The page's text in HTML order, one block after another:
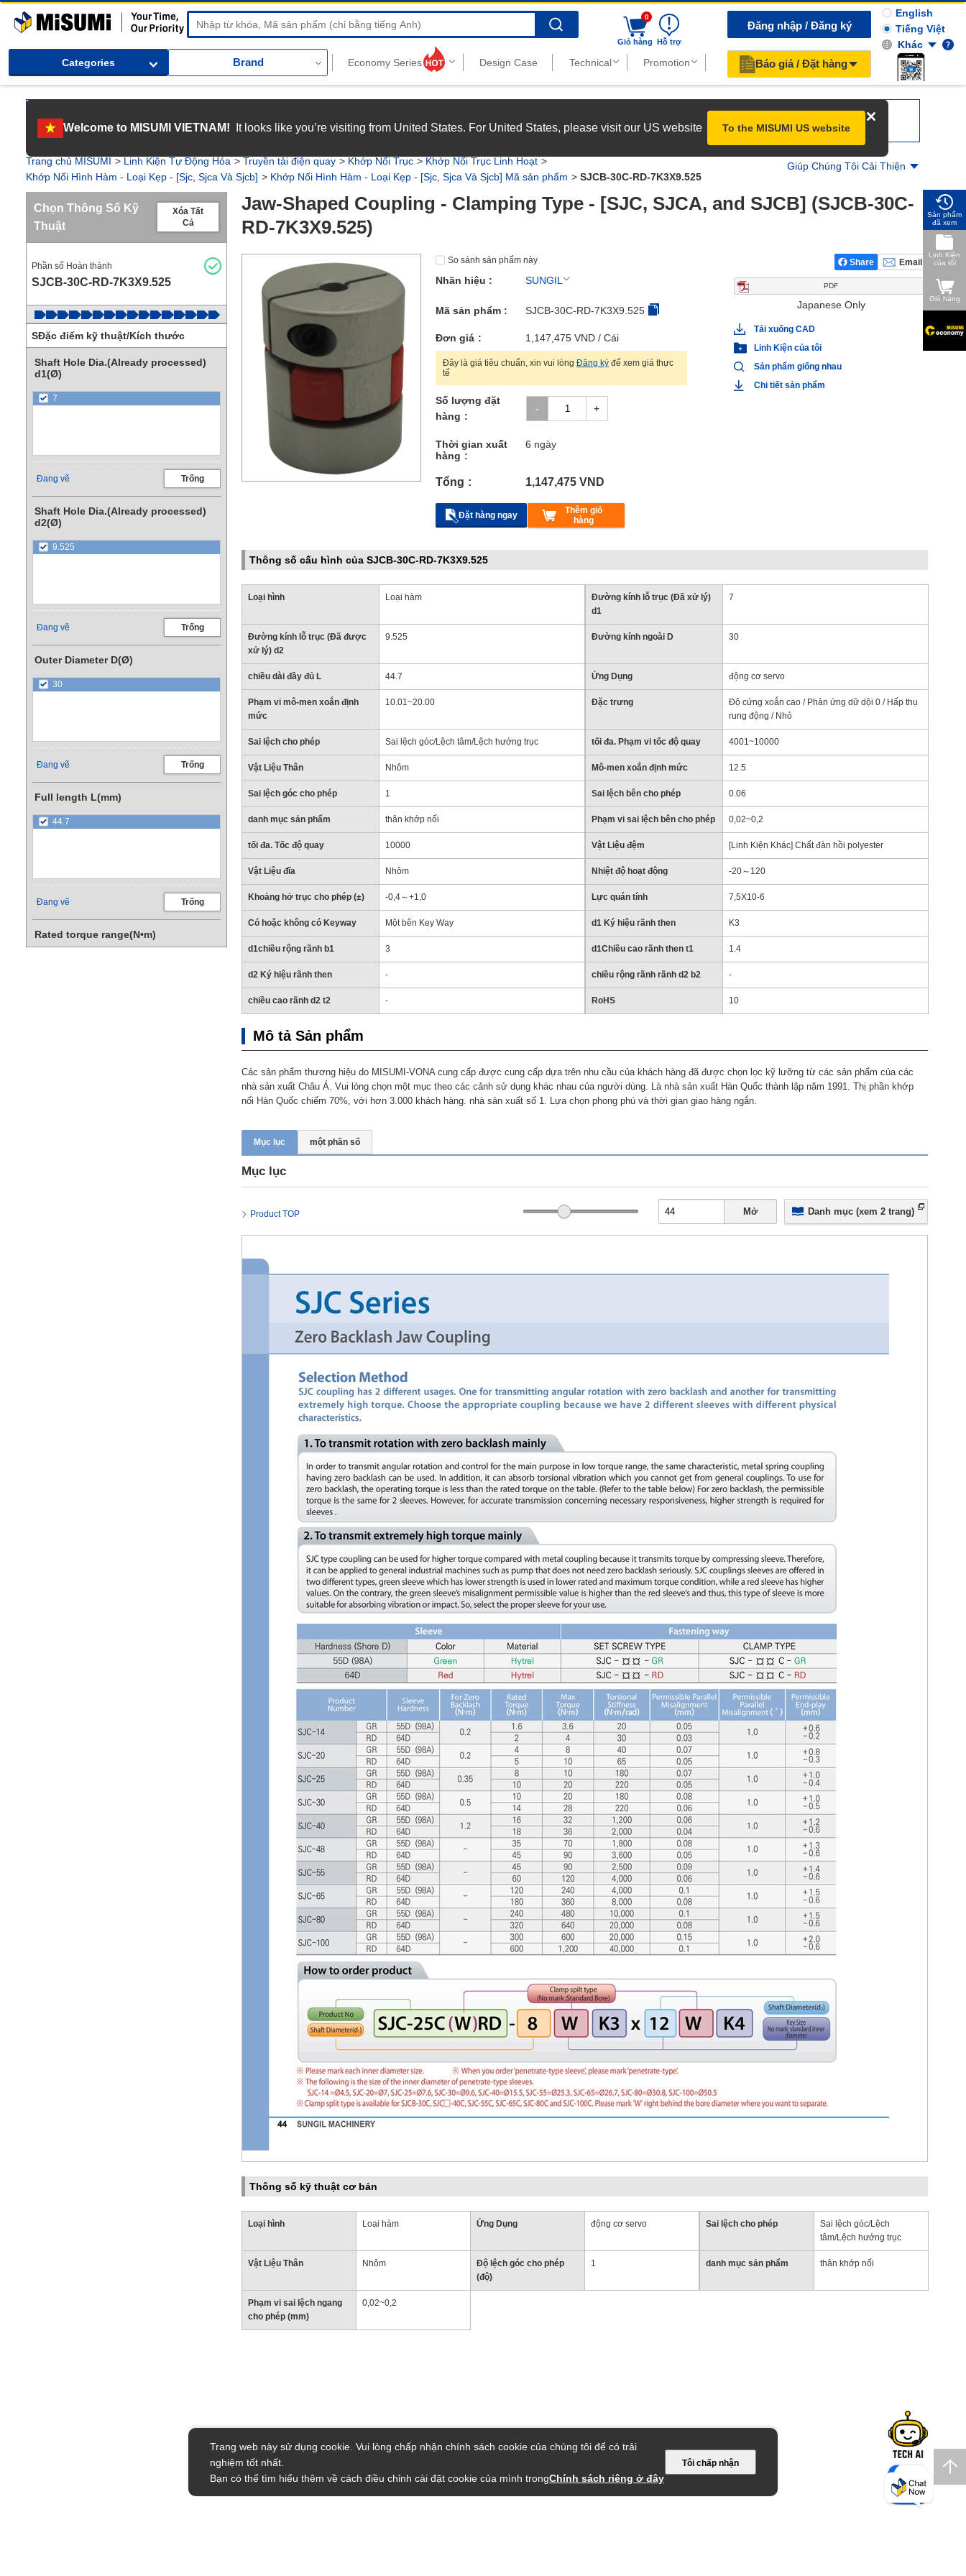
MiSUMi
Search
0
Giỏ hàng Hỗ trợ
Categories Brand
Đăng nhập / Đăng ký
Báo giá / Đặt hàng
English
Tiếng Việt
Khác
Welcome to MISUMI VIETNAM! It looks like you’re visiting from United States. For United States, please visit our US website To the MISUMI US website
[Recruitment] We're hiring! Grab your ultimate career opportunity & enjoy top-tier benefits at MISUMI Vietnam.See more
Trang chủ MISUMI Linh Kiện Tự Động Hóa Truyền tải điện quay Khớp Nối Trục
Khớp Nối Trục Linh Hoạt
Khớp Nối Hình Hàm - Loại Kẹp - [Sjc, Sjca Và Sjcb]
Khớp Nối Hình Hàm - Loại Kẹp - [Sjc, Sjca Và Sjcb] Mã sản phẩm SJCB-30C-RD-7K3X9.525
Giúp Chúng Tôi Cải Thiện
Chọn Thông Số Kỹ
Thuật
Xóa Tất
Cả
Phần số Hoàn thành
SJCB-30C-RD-7K3X9.525
SĐặc điểm kỹ thuật/Kích thước
Shaft Hole Dia.(Already processed)
d1(Ø)
7
Đang vẽ Trống
Shaft Hole Dia.(Already processed)
d2(Ø)
9.525
Đang vẽ Trống
Outer Diameter D(Ø)
30
Đang vẽ Trống
Full length L(mm)
44.7
Đang vẽ Trống
Rated torque range(N•m)
Jaw-Shaped Coupling - Clamping Type - [SJC, SJCA, and SJCB] (SJCB-30C-
RD-7K3X9.525)
Hình ảnh là minh họa.
Vui lòng kiểm tra thông số sản phẩm trước khi
So sánh sản phẩm này
Nhãn hiệu : SUNGIL
Mã sản phẩm : SJCB-30C-RD-7K3X9.525
Đơn giá 1,147,475 VND / Cái
Đây là giá tiêu chuẩn, xin vui lòng Đăng ký để xem giá thực
tế
Số lượng đặt
hàng
Thời gian xuất
hàng
6 ngày
Tổng 1,147,475 VND
Đặt hàng ngay
Thêm giỏ
hàng
Share Email
PDF
Japanese Only
Tải xuống CAD
Linh Kiện của tôi
Sản phẩm giống nhau
Chi tiết sản phẩm
Thông số cấu hình của SJCB-30C-RD-7K3X9.525
Loại hình Loại hàm
Đường kính lỗ trục (Đã xử lý)
d1
7
Đường kính lỗ trục (Đã được
xử lý) d2
9.525 Đường kính ngoài D 30
chiều dài đầy đủ L 44.7 Ứng Dụng động cơ servo
Phạm vi mô-men xoắn định
mức
10.01~20.00 Đặc trưng
Độ cứng xoắn cao / Phản ứng dữ dội 0 / Hấp thụ
rung động / Nhỏ
Sai lệch cho phép Sai lệch góc/Lệch tâm/Lệch hướng trục tối đa. Phạm vi tốc độ quay 4001~10000
Vật Liệu Thân Nhôm Mô-men xoắn định mức 12.5
Sai lệch góc cho phép 1 Sai lệch bên cho phép 0.06
danh mục sản phẩm thân khớp nối Phạm vi sai lệch bên cho phép 0,02~0,2
tối đa. Tốc độ quay 10000 Vật Liệu đệm [Linh Kiện Khác] Chất đàn hồi polyester
Vật Liệu đĩa Nhôm Nhiệt độ hoạt động -20～120
Khoảng hở trục cho phép (±) -0,4～+1,0 Lực quán tính 7,5X10-6
Có hoặc không có Keyway Một bên Key Way d1 Ký hiệu rãnh then K3
d1chiều rộng rãnh b1 3 d1Chiều cao rãnh then t1 1.4
d2 Ký hiệu rãnh then - chiều rộng rãnh rãnh d2 b2 -
chiều cao rãnh d2 t2 - RoHS 10
Mô tả Sản phẩm
Các sản phẩm thương hiệu do MISUMI-VONA cung cấp được cung cấp dựa trên nhu cầu của khách hàng đã được chọn lọc kỹ lưỡng từ các sản phẩm của các
nhà sản xuất Châu Á. Vui lòng chọn một mục theo các cảnh sử dụng khác nhau của người dùng. Là nhà sản xuất Hàn Quốc thành lập năm 1991. Thị phần khớp
nối Hàn Quốc chiếm 70%, với hơn 3.000 khách hàng. nhà sản xuất số 1. Lựa chọn phong phú và thời gian giao hàng ngắn.
Mục lục một phần số
Mục lục
Product TOP Mở Danh mục (xem 2 trang)
Thông số kỹ thuật cơ bản
Loại hình Loại hàm Ứng Dụng động cơ servo Sai lệch cho phép
Sai lệch góc/Lệch
tâm/Lệch hướng trục
Vật Liệu Thân Nhôm
Độ lệch góc cho phép
(độ)
1 danh mục sản phẩm thân khớp nối
Phạm vi sai lệch ngang
cho phép (mm)
0,02~0,2
Sản phẩm
đã xem
Linh Kiện
của tôi
Giỏ hàng
Trang web này sử dụng cookie. Vui lòng chấp nhận chính sách cookie của chúng tôi để có trải
nghiệm tốt nhất.
Bạn có thể tìm hiểu thêm về cách điều chỉnh cài đặt cookie của mình trongChính sách riêng ở đây
Tôi chấp nhận